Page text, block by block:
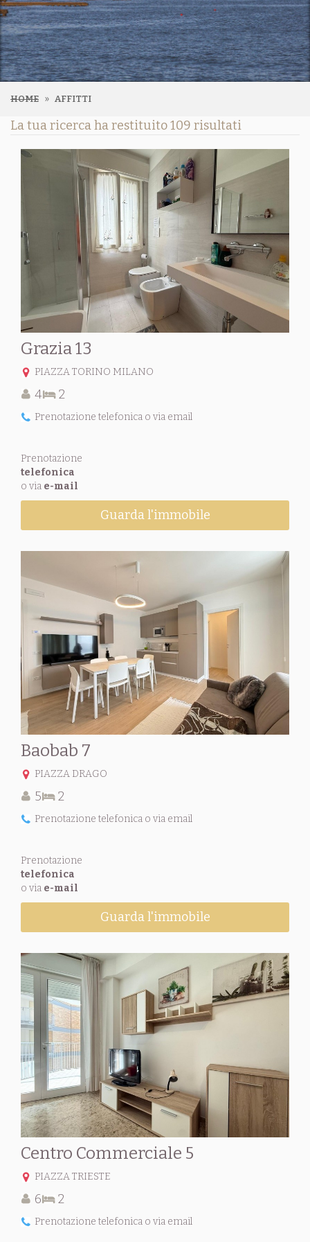
HOME AFFITTI
La tua ricerca ha restituito 109 risultati
Grazia 13
PIAZZA TORINO MILANO
4 2
Prenotazione telefonica o via email
Prenotazione
telefonica
o via e-mail
Guarda l'immobile
Baobab 7
PIAZZA DRAGO
5 2
Prenotazione telefonica o via email
Prenotazione
telefonica
o via e-mail
Guarda l'immobile
Centro Commerciale 5
PIAZZA TRIESTE
6 2
Prenotazione telefonica o via email